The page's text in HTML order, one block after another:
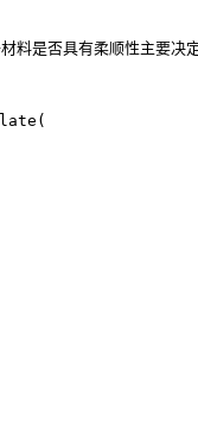
料是否具有柔顺性主要